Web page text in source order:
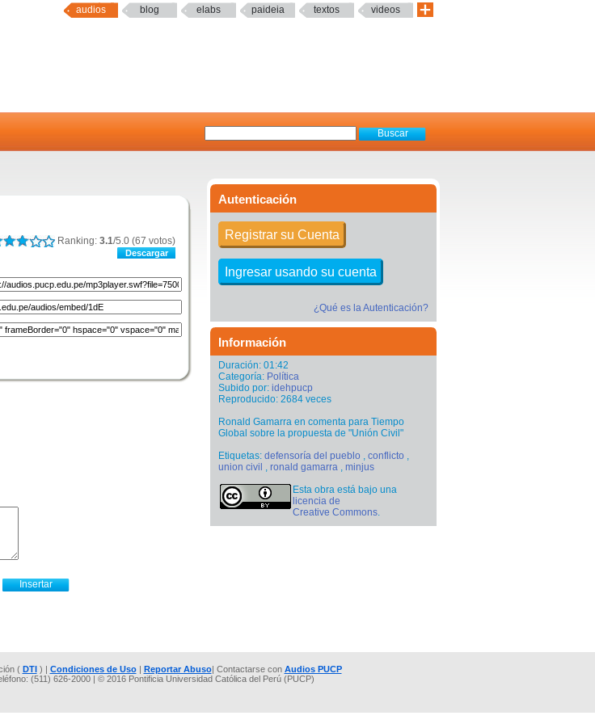
audios blog elabs paideia textos videos
Autenticación
Registrar su Cuenta
Ingresar usando su cuenta
¿Qué es la Autenticación?
Información
Duración: 01:42
Categoría: Política
Subido por: idehpucp
Reproducido: 2684 veces
Ronald Gamarra en comenta para Tiempo
Global sobre la propuesta de "Unión Civil"
Etiquetas: defensoría del pueblo , conflicto ,
union civil , ronald gamarra , minjus
Esta obra está bajo una
licencia de
Creative Commons.
Ranking: 3.1/5.0 (67 votos)
Descargar
( DTI) | Condiciones de Uso| Reportar Abuso| Contactarse con Audios PUCP
(511) 626-2000 | © 2016 Pontificia Universidad Católica del Perú (PUCP)